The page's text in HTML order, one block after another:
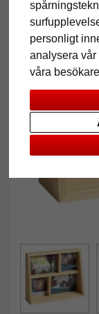
personligt
analysera vår
våra